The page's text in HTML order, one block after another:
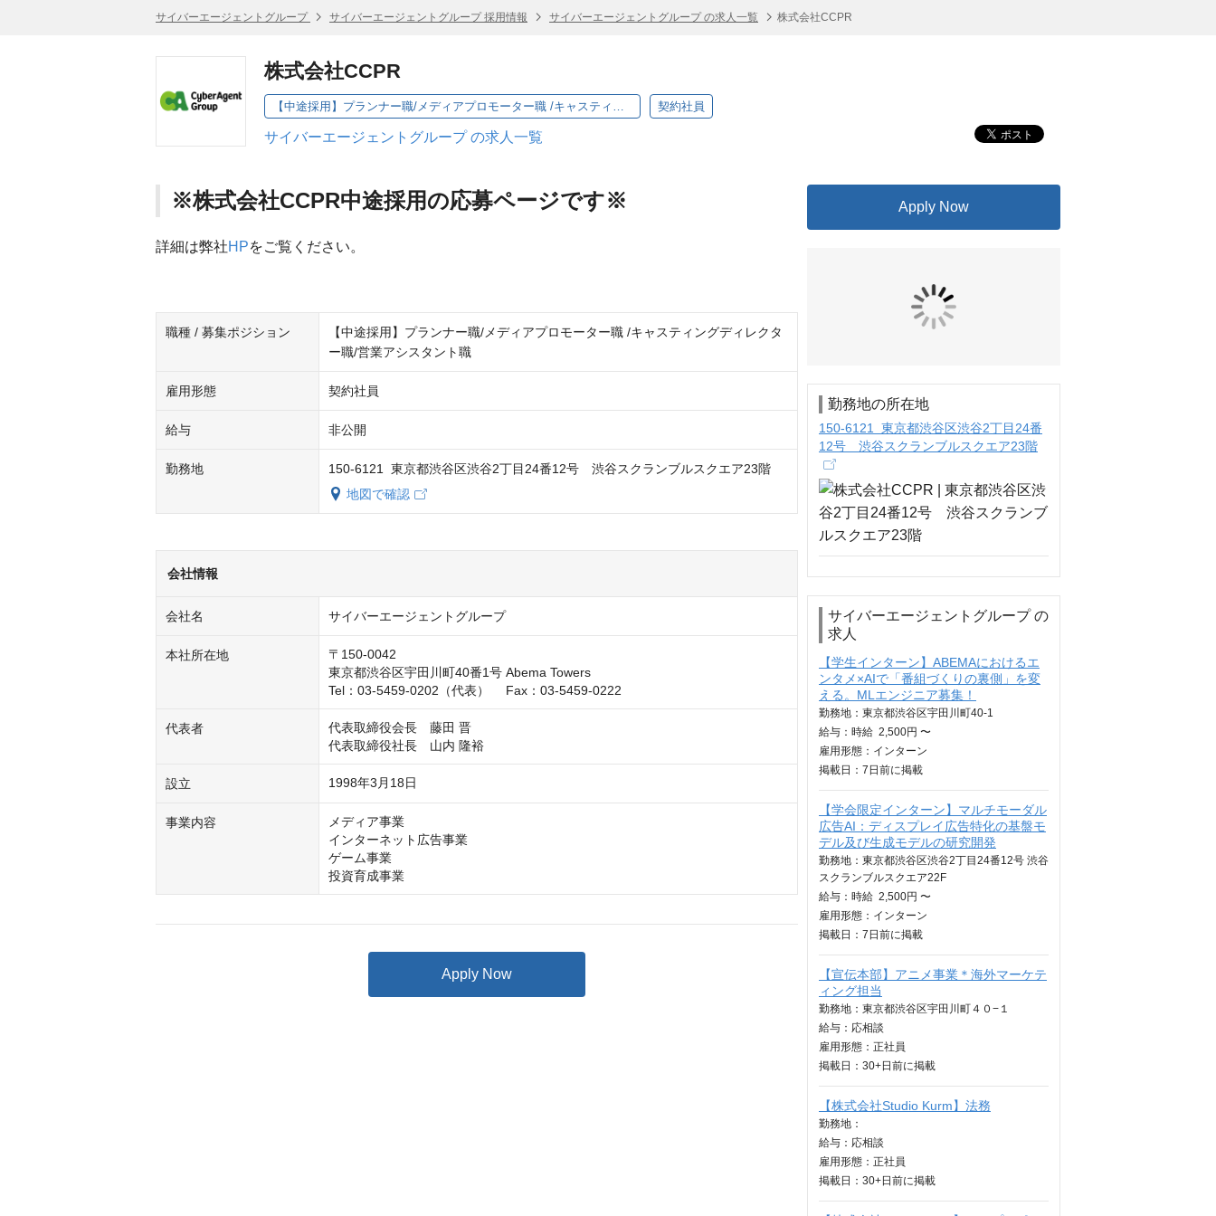
サイバーエージェントグループ サイバーエージェントグループ 採用情報 サイバーエージェントグループ の求人一覧 株式会社CCPR
株式会社CCPR
【中途採用】プランナー職/メディアプロモーター職 /キャスティングディレクター職/営業アシスタント職 契約社員
サイバーエージェントグループ の求人一覧
※株式会社CCPR中途採用の応募ページです※
詳細は弊社HPをご覧ください。
職種 / 募集ポジション
【中途採用】プランナー職/メディアプロモーター職 /キャスティングディレクタ
ー職/営業アシスタント職
雇用形態 契約社員
給与 非公開
勤務地
150-6121 東京都渋谷区渋谷2丁目24番12号 渋谷スクランブルスクエア23階
地図で確認
会社情報
会社名 サイバーエージェントグループ
本社所在地
〒150-0042
東京都渋谷区宇田川町40番1号 Abema Towers
Tel：03-5459-0202（代表）　 Fax：03-5459-0222
代表者
代表取締役会長　藤田 晋
代表取締役社長　山内 隆裕
設立 1998年3月18日
事業内容
メディア事業
インターネット広告事業
ゲーム事業
投資育成事業
Apply Now
Apply Now
勤務地の所在地
150-6121 東京都渋谷区渋谷2丁目24番
12号 渋谷スクランブルスクエア23階
サイバーエージェントグループ の
求人
【学生インターン】ABEMAにおけるエ
ンタメ×AIで「番組づくりの裏側」を変
える。MLエンジニア募集！
勤務地：東京都渋谷区宇田川町40-1
給与： 時給 2,500円 〜
雇用形態：インターン
掲載日： 7日 前に掲載
【学会限定インターン】マルチモーダル
広告AI：ディスプレイ広告特化の基盤モ
デル及び生成モデルの研究開発
勤務地：東京都渋谷区渋谷2丁目24番12号 渋谷
スクランブルスクエア22F
給与： 時給 2,500円 〜
雇用形態：インターン
掲載日： 7日 前に掲載
【宣伝本部】アニメ事業＊海外マーケテ
ィング担当
勤務地：東京都渋谷区宇田川町４０−１
給与： 応相談
雇用形態：正社員
掲載日： 30+日 前に掲載
【株式会社Studio Kurm】法務
勤務地：
給与： 応相談
雇用形態：正社員
掲載日： 30+日 前に掲載